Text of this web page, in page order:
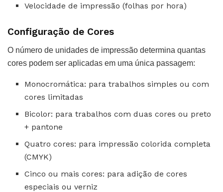
Velocidade de impressão (folhas por hora)
Configuração de Cores
O número de unidades de impressão determina quantas
cores podem ser aplicadas em uma única passagem:
Monocromática: para trabalhos simples ou com
cores limitadas
Bicolor: para trabalhos com duas cores ou preto
+ pantone
Quatro cores: para impressão colorida completa
(CMYK)
Cinco ou mais cores: para adição de cores
especiais ou verniz